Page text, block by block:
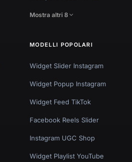
Mostra altri 8
MODELLI POPOLARI
Widget Slider Instagram
Widget Popup Instagram
Widget Feed TikTok
Facebook Reels Slider
Instagram UGC Shop
Widget Playlist YouTube